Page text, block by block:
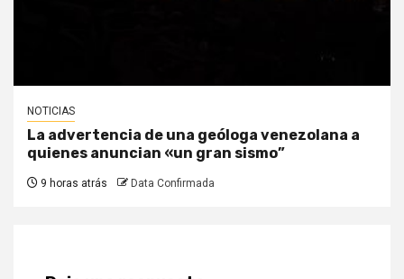
NOTICIAS
La advertencia de una geóloga venezolana a
quienes anuncian «un gran sismo”
9 horas atrás Data Confirmada